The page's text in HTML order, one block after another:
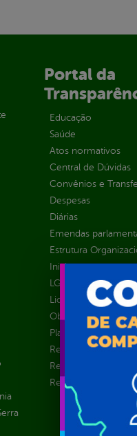
Portal da
Educação
Saúde
Atos normativos
Central de Dúvidas
Convênios e
Despesas
Diárias
Emendas
Estrutura
Inicio
LGPD e Governo
Licitações e
Obras Públicas
Planejamento e
Receitas
Recursos Humanos
Renúncias de